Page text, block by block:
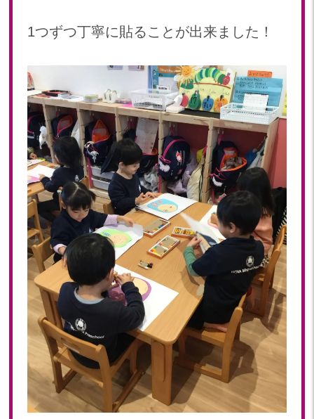
1つずつ丁寧に貼ることが出来ました！